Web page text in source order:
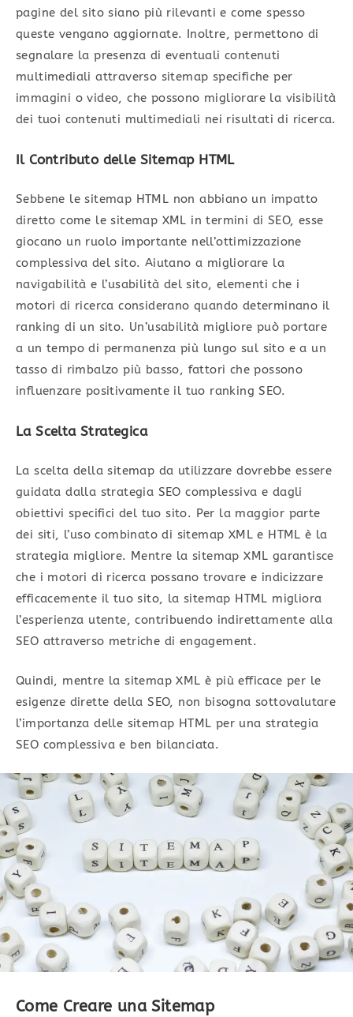
pagine del sito siano più rilevanti e come spesso
queste vengano aggiornate. Inoltre, permettono di
segnalare la presenza di eventuali contenuti
multimediali attraverso sitemap specifiche per
immagini o video, che possono migliorare la visibilità
dei tuoi contenuti multimediali nei risultati di ricerca.
Il Contributo delle Sitemap HTML
Sebbene le sitemap HTML non abbiano un impatto
diretto come le sitemap XML in termini di SEO, esse
giocano un ruolo importante nell’ottimizzazione
complessiva del sito. Aiutano a migliorare la
navigabilità e l’usabilità del sito, elementi che i
motori di ricerca considerano quando determinano il
ranking di un sito. Un’usabilità migliore può portare
a un tempo di permanenza più lungo sul sito e a un
tasso di rimbalzo più basso, fattori che possono
influenzare positivamente il tuo ranking SEO.
La Scelta Strategica
La scelta della sitemap da utilizzare dovrebbe essere
guidata dalla strategia SEO complessiva e dagli
obiettivi specifici del tuo sito. Per la maggior parte
dei siti, l’uso combinato di sitemap XML e HTML è la
strategia migliore. Mentre la sitemap XML garantisce
che i motori di ricerca possano trovare e indicizzare
efficacemente il tuo sito, la sitemap HTML migliora
l’esperienza utente, contribuendo indirettamente alla
SEO attraverso metriche di engagement.
Quindi, mentre la sitemap XML è più efficace per le
esigenze dirette della SEO, non bisogna sottovalutare
l’importanza delle sitemap HTML per una strategia
SEO complessiva e ben bilanciata.
Come Creare una Sitemap